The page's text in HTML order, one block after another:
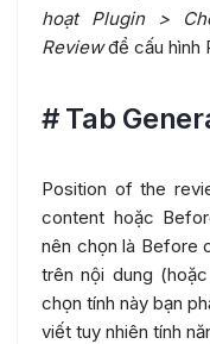
hoạt Plugin >
Reviewđể cấu hình
# Tab
Position of the
content hoặc
nên chọn là Before
trên nội dung
chọn tính này bạn
viết tuy nhiên tính